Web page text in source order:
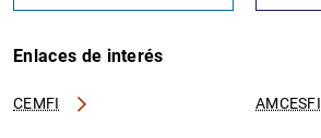
Enlaces de interés
CEMFI AMCESFI